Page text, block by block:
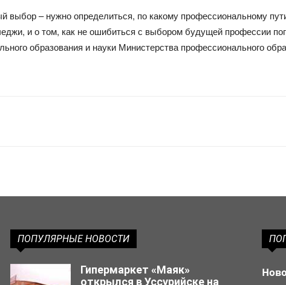
выбор – нужно определиться, по какому профессиональному
и о том, как не ошибиться с выбором будущей профессии
образования и науки Министерства профессионального
ПОПУЛЯРНЫЕ НОВОСТИ
Гипермаркет «Маяк»
открылся в Уссурийске на